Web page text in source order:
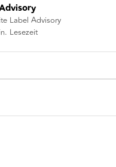
Label Advisory
Lesezeit